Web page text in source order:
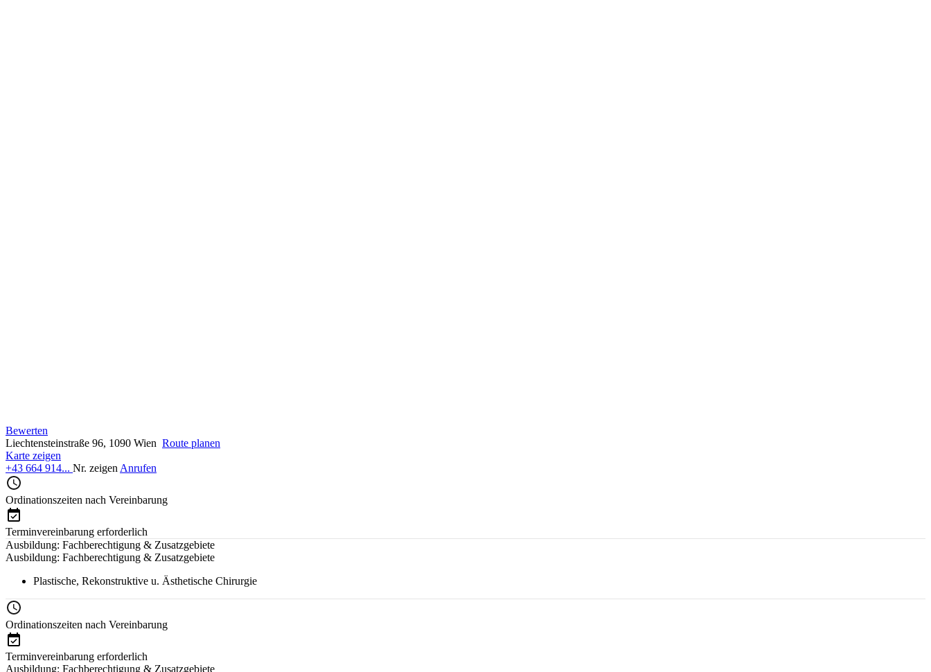
Bewerten
Liechtensteinstraße 96, 1090 Wien Route planen
Karte zeigen
+43 664 914... Nr. zeigen Anrufen
Ordinationszeiten nach Vereinbarung
Terminvereinbarung erforderlich
Ausbildung: Fachberechtigung & Zusatzgebiete
Ausbildung: Fachberechtigung & Zusatzgebiete
Plastische, Rekonstruktive u. Ästhetische Chirurgie
Ordinationszeiten nach Vereinbarung
Terminvereinbarung erforderlich
Ausbildung: Fachberechtigung & Zusatzgebiete